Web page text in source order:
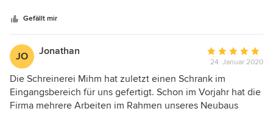
reinigten sie sogar noch den Einbauort. Zusammenfassend
absolut empfehlenswert.
Gefällt mir
JO Jonathan
Bewertung:
5
von
5
24. Januar 2020
Die Schreinerei Mihm hat zuletzt einen Schrank im
Eingangsbereich für uns gefertigt. Schon im Vorjahr hat die
Firma mehrere Arbeiten im Rahmen unseres Neubaus